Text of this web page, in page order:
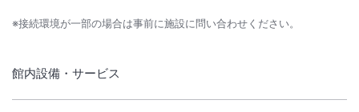
※接続環境が一部の場合は事前に施設に問い合わせください。
館内設備・サービス